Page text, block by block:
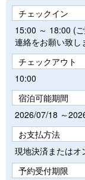
チェックイン
15:00 ～ 18:00 (
連絡をお願い致し
チェックアウト
10:00
宿泊可能期間
2026/07/18 ～
お支払方法
現地決済またはオ
予約受付期限